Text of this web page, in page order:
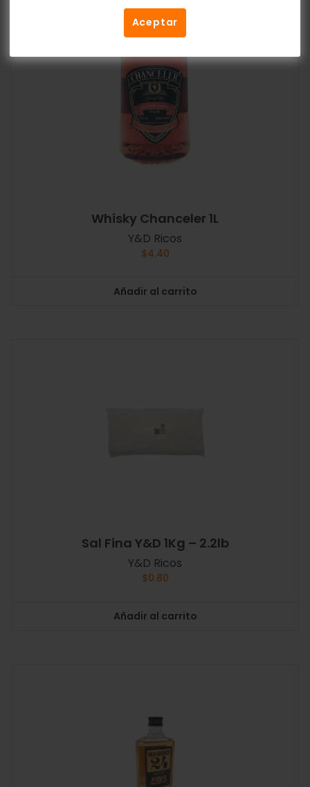
Aceptar
Whisky Chanceler 1L
Y&D Ricos
$4.40
Añadir al carrito
Sal Fina Y&D 1Kg – 2.2lb
Y&D Ricos
$0.80
Añadir al carrito